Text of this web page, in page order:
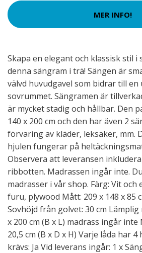
MER INFO!
Skapa en elegant och klassisk stil i
denna sängram i trä! Sängen är
välvd huvudgavel som bidrar till en
sovrummet. Sängramen är
är mycket stadig och hållbar. Den
140 x 200 cm och den har även 2
förvaring av kläder, leksaker, mm.
hjulen fungerar på
Observera att leveransen
ribbotten. Madrassen ingår inte.
madrasser i vår shop. Färg: Vit och
furu, plywood Mått: 209 x 148 x 85
Sovhöjd från golvet: 30 cm
x 200 cm (B x L) madrass ingår inte
20,5 cm (B x D x H) Varje låda har
krävs: Ja Vid leverans ingår: 1 x